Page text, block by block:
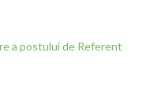
a postului de Referent